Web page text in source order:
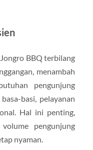
BBQ terbilang
menambah
pengunjung
basi, pelayanan
Hal ini penting,
pengunjung
nyaman.